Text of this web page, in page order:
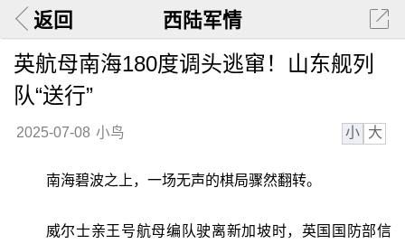
返回 西陆军情
英航母南海180度调头逃窜！山东舰列
队“送行”
2025-07-08 小鸟 小 大
南海碧波之上，一场无声的棋局骤然翻转。
威尔士亲王号航母编队驶离新加坡时，英国国防部信